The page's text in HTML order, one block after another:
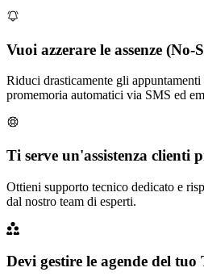
Vuoi azzerare le assenze (No-
Riduci drasticamente gli
promemoria automatici via SMS ed
Ti serve un'assistenza clienti
Ottieni supporto tecnico dedicato e
dal nostro team di esperti.
Devi gestire le agende del tuo